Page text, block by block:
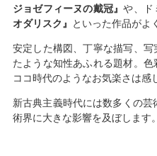
ジョゼフィーヌの戴冠』や、ド
オダリスク』 といった作品がよ
安定した構図、丁寧な描写、
たような知性あふれる題材。
ココ時代のようなお気楽さは感
新古典主義時代には数多くの
術界に大きな影響を及ぼします。